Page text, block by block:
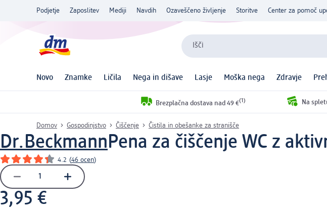
Podjetje Zaposlitev Mediji Navdih Ozaveščeno življenje Storitve Center za pomoč
Išči
Novo Znamke Ličila Nega in dišave Lasje Moška nega Zdravje
Brezplačna dostava nad 49 €(1) Na
Domov Gospodinjstvo Čiščenje Čistila in obešanke za stranišče
Dr.BeckmannPena za čiščenje WC z
4.2 (46 ocen)
3,95 €